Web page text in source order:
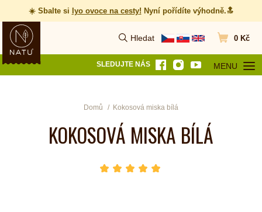
☀️ Sbalte si lyo ovoce na cesty! Nyní pořídíte výhodně.🔝
Hledat
Vyhledat Přejít do
0 Kč
SLEDUJTE NÁS MENU
OTEVŘÍT
Domů Kokosová miska bílá
KOKOSOVÁ MISKA BÍLÁ
hvězda 1
hvězda 2
hvězda 3hvězda 4